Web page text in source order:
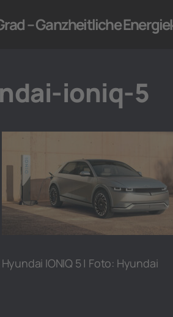
– Ganzheitliche
ioniq-5
Hyundai IONIQ 5 | Foto: Hyundai